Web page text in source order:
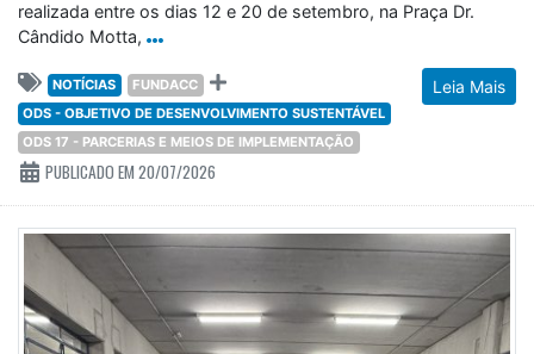
realizada entre os dias 12 e 20 de setembro, na Praça Dr.
Cândido Motta,
Leia Mais
NOTÍCIAS
FUNDACC
ODS - OBJETIVO DE DESENVOLVIMENTO SUSTENTÁVEL
ODS 17 - PARCERIAS E MEIOS DE IMPLEMENTAÇÃO
PUBLICADO EM 20/07/2026